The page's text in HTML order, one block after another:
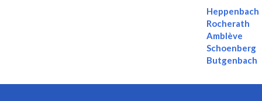
Heppenbach
Rocherath
Amblève
Schoenberg
Butgenbach